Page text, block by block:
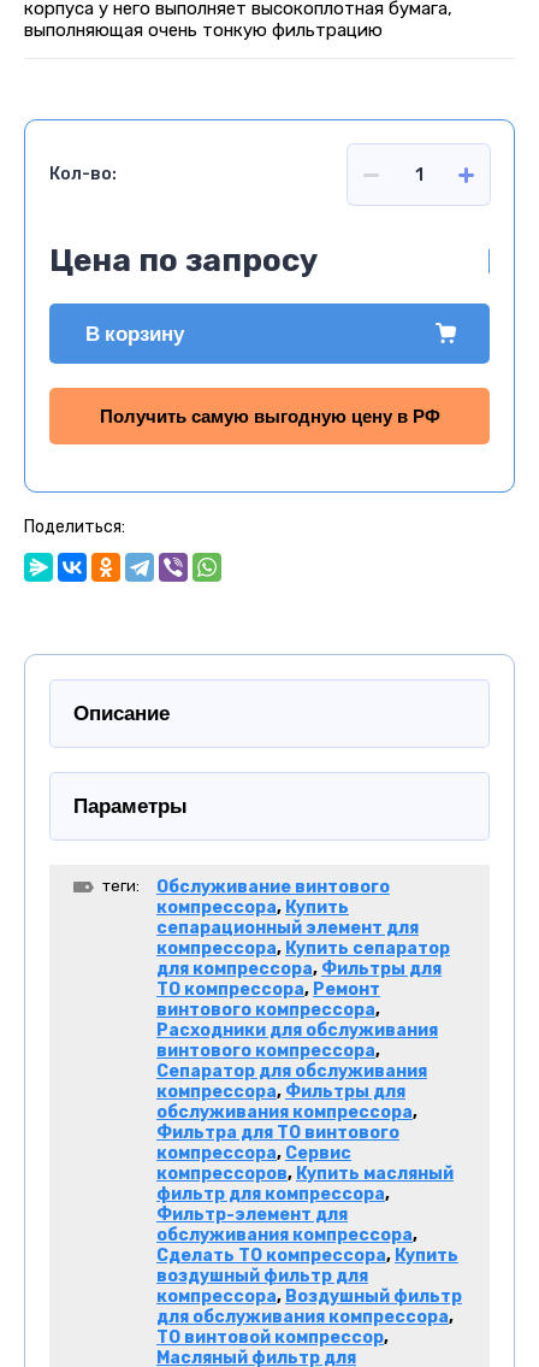
корпуса у него выполняет высокоплотная бумага,
выполняющая очень тонкую фильтрацию
Кол-во:
Цена по запросу
В корзину
Получить самую выгодную цену в РФ
Поделиться:
Описание
Параметры
теги:
Обслуживание винтового
компрессора, Купить
сепарационный элемент для
компрессора, Купить сепаратор
для компрессора, Фильтры для
ТО компрессора, Ремонт
винтового компрессора,
Расходники для обслуживания
винтового компрессора,
Сепаратор для обслуживания
компрессора, Фильтры для
обслуживания компрессора,
Фильтра для ТО винтового
компрессора, Сервис
компрессоров, Купить масляный
фильтр для компрессора,
Фильтр-элемент для
обслуживания компрессора,
Сделать ТО компрессора, Купить
воздушный фильтр для
компрессора, Воздушный фильтр
для обслуживания компрессора,
ТО винтовой компрессор,
Масляный фильтр для